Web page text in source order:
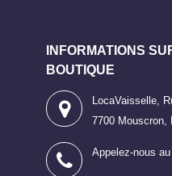
INFORMATIONS
BOUTIQUE
LocaVaisselle,
7700 Mouscron,
Appelez-nous